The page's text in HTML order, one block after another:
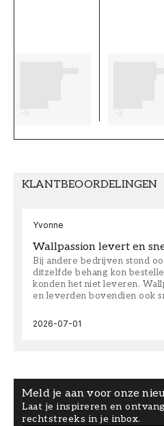
KLANTBEOORDELINGEN
Yvonne
Wallpassion levert en
Bij andere bedrijven stond
ditzelfde behang kon
konden het niet leveren.
en leverden bovendien ook
2026-07-01
Meld je aan voor onze
Laat je inspireren en
rechtstreeks in je inbox.